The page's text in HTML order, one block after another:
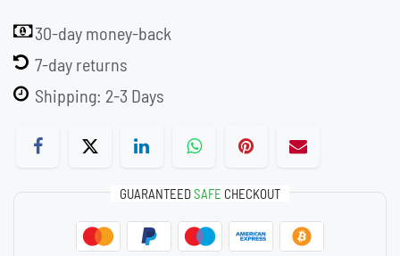
30-day money-back
7-day returns
Shipping: 2-3 Days
GUARANTEEDSAFE CHECKOUT